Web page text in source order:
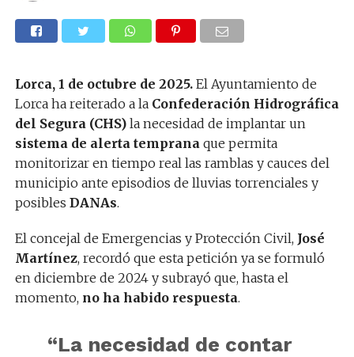
Lorca, 1 de octubre de 2025.El Ayuntamiento de
Lorca ha reiterado a la Confederación Hidrográfica
del Segura (CHS)la necesidad de implantar un
sistema de alerta tempranaque permita
monitorizar en tiempo real las ramblas y cauces del
municipio ante episodios de lluvias torrenciales y
posibles DANAs.
El concejal de Emergencias y Protección Civil, José
Martínez, recordó que esta petición ya se formuló
en diciembre de 2024 y subrayó que, hasta el
momento, no ha habido respuesta.
“La necesidad de contar